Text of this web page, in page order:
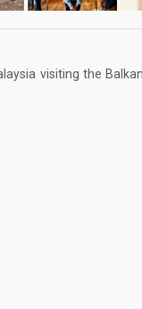
visiting the